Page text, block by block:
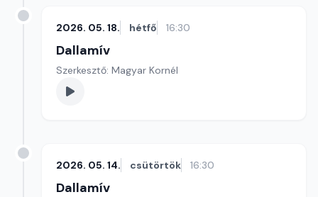
2026. 05. 18. hétfő 16:30
Dallamív
Szerkesztő: Magyar Kornél
2026. 05. 14. csütörtök 16:30
Dallamív